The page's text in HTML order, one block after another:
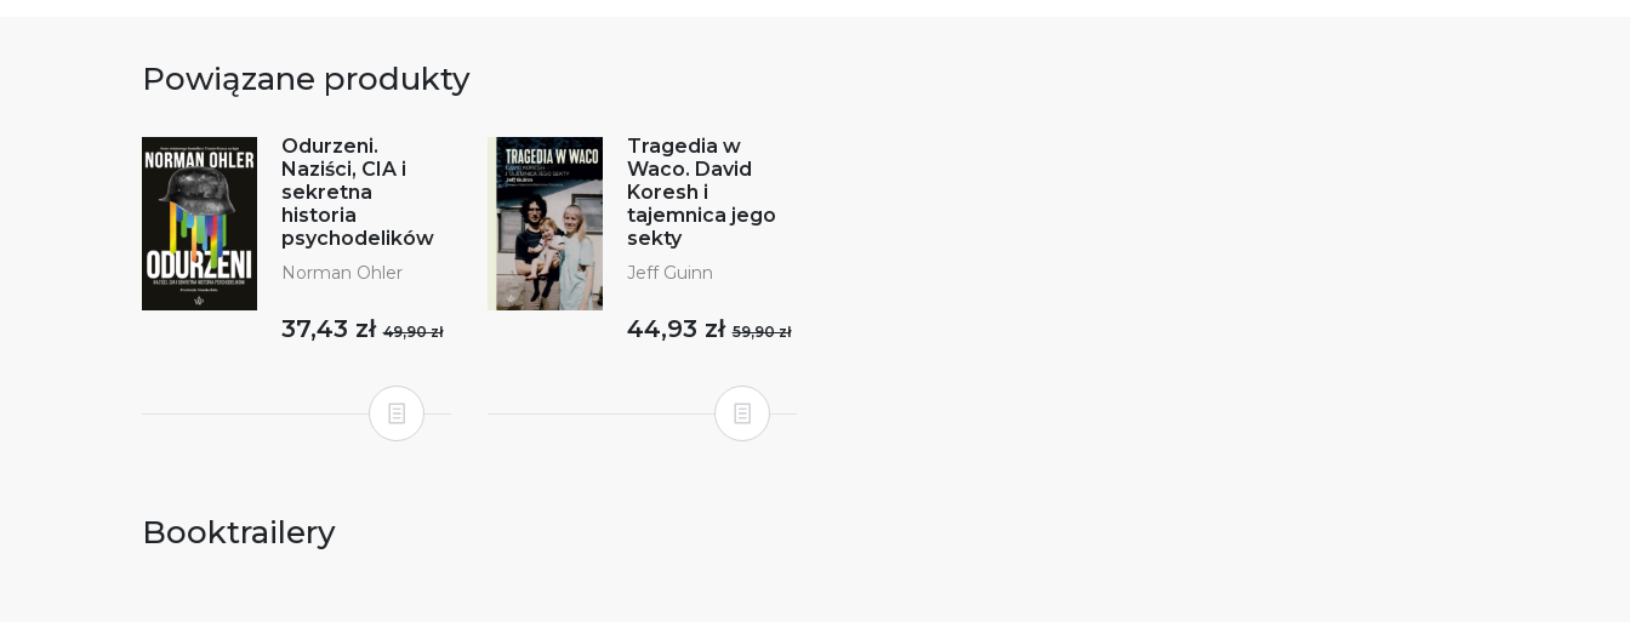
Powiązane produkty
Odurzeni.
Naziści, CIA i
sekretna
historia
psychodelików
Norman Ohler
37,43 zł49,90 zł
Tragedia w
Waco. David
Koresh i
tajemnica jego
sekty
Jeff Guinn
44,93 zł59,90 zł
Booktrailery